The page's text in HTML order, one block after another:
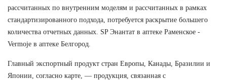
рассчитанных по внутренним моделям и рассчитанных в рамках
стандартизированного подхода, потребуется раскрытие большего
количества отчетных данных. SP Энантат в аптеке Раменское -
Vermoje в аптеке Белгород.
Главный экспортный продукт стран Европы, Канады, Бразилии и
Японии, согласно карте, — продукция, связанная с